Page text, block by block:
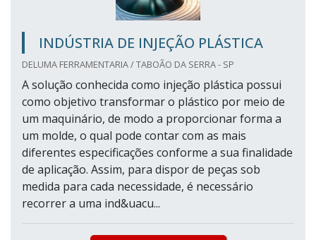
INDÚSTRIA DE INJEÇÃO PLÁSTICA
DELUMA FERRAMENTARIA / TABOÃO DA SERRA - SP
A solução conhecida como injeção plástica possui
como objetivo transformar o plástico por meio de
um maquinário, de modo a proporcionar forma a
um molde, o qual pode contar com as mais
diferentes especificações conforme a sua finalidade
de aplicação. Assim, para dispor de peças sob
medida para cada necessidade, é necessário
recorrer a uma ind&uacu...